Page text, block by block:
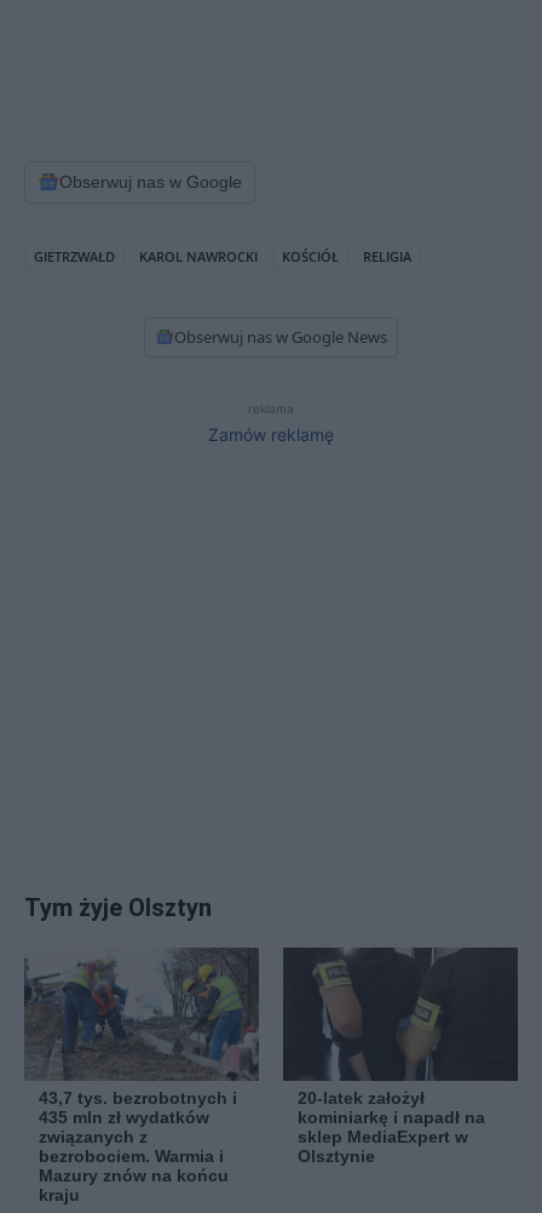
Obserwuj nas w Google
GIETRZWAŁD KAROL NAWROCKI KOŚCIÓŁ RELIGIA
Obserwuj nas w Google News
reklama
Zamów reklamę
Tym żyje Olsztyn
43,7 tys. bezrobotnych i
435 mln zł wydatków
związanych z
bezrobociem. Warmia i
Mazury znów na końcu
kraju
20-latek założył
kominiarkę i napadł na
sklep MediaExpert w
Olsztynie